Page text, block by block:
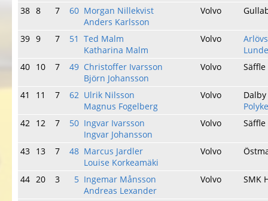
38 8 7 60 Morgan Nillekvist
Anders Karlsson
Volvo
39 9 7 51 Ted Malm
Katharina Malm
Volvo
40 10 7 49 Christoffer Ivarsson
Björn Johansson
Volvo Säffle
41 11 7 62 Ulrik Nilsson
Magnus Fogelberg
Volvo
42 12 7 50 Ingvar Ivarsson
Ingvar Johansson
Volvo Säffle
43 13 7 48 Marcus Jardler
Louise Korkeamäki
Volvo
44 20 3 5 Ingemar Månsson
Andreas Lexander
Volvo SMK